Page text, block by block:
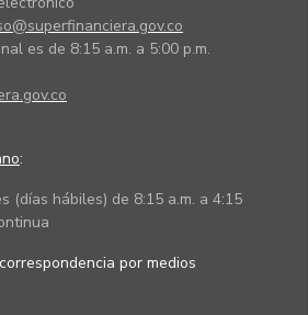
es de 8:15 a.m. a 5:00 p.m.
:
(días hábiles) de 8:15 a.m. a 4:15
por medios